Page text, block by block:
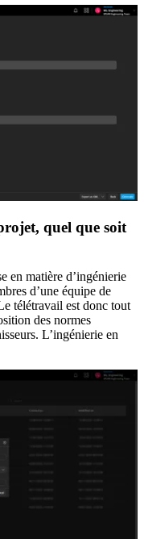
quel que soit
en matière d’ingénierie
d’une équipe de
télétravail est donc tout
des normes
L’ingénierie en